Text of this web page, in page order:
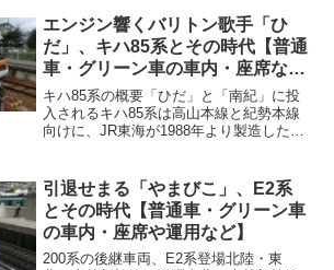
683系をベースにしています。見た目は
683系と関空...
エンジン響くバリトン歌手「ひ
だ」、キハ85系とその時代【普通
車・グリーン車の車内・座席な
ど】
キハ85系の概要「ひだ」と「南紀」に投
入されるキハ85系は高山本線と紀勢本線
向けに、JR東海が1988年より製造したデ
（ワイドビューの部分は列車名ではな
い）の一部列車...
引退せまる「やまびこ」、E2系
とその時代【普通車・グリーン車
の車内・座席や運用など】
200系の後継車両、E2系登場北陸・東